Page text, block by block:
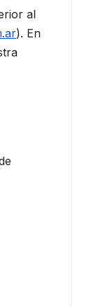
al
). En